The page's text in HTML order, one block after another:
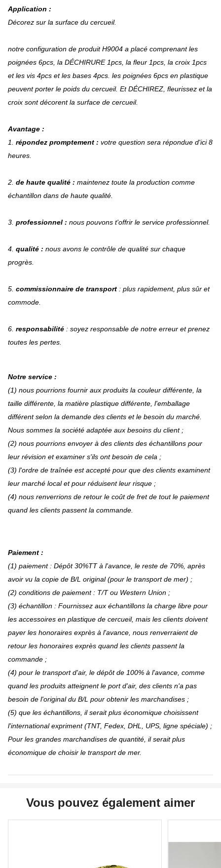
Application :
Décorez sur la surface du cercueil.
notre configuration de produit H9004 a placé comprenant les
poignées 6pcs, la DÉCHIRURE 1pcs, la fleur 1pcs, la croix 1pcs
et les vis 4pcs et les bases 4pcs. les poignées 6pcs en plastique
peuvent porter le poids du cercueil. Et DÉCHIREZ, fleurissez et la
croix sont décorent la surface de cercueil.
Avantage :
1. répondez promptement : votre question sera répondue d'ici 8
heures.
2. de haute qualité : maintenez toute la production comme
échantillon dans de haute qualité.
3. professionnel : nous pouvons t'offrir le service professionnel.
4. qualité : nous avons le contrôle de qualité sur chaque
progrès.
5. commissionnaire de transport : plus rapidement, plus sûr et
commode.
6. responsabilité : soyez responsable de notre erreur et prenez
toutes les pertes.
Notre service :
(1) nous pourrions fournir aux produits la couleur différente, la
taille différente, la matière plastique différente, l'emballage
différent selon la demande des clients et le besoin du marché.
Nous sommes la société adaptée aux besoins du client ;
(2) nous pourrions envoyer à des clients des échantillons pour
leur révision et examiner s'ils ont besoin de cela ;
(3) l'ordre de traînée est accepté pour que des clients examinent
leur marché local et pour réduisent leur risque ;
(4) nous renverrions de retour le coût de fret de tout le paiement
quand les clients passent la commande.
Paiement :
(1) paiement : Dépôt 30%TT à l'avance, le reste de 70%, après
avoir vu la copie de B/L original (pour le transport de mer) ;
(2) conditions de paiement : T/T ou Western Union ;
(3) échantillon : Fournissez aux échantillons la charge libre pour
les accessoires en plastique de cercueil, mais les clients doivent
payer les honoraires exprès à l'avance, nous renverraient de
retour les honoraires exprès quand les clients passent la
commande ;
(4) pour le transport d'air, le dépôt de 100% à l'avance, comme
quand les produits atteignent le port d'air, des clients n'a pas
besoin de l'original du B/L pour obtenir les marchandises ;
(5) que les échantillons, il serait plus économique choisissent
l'international expriment (TNT, Fedex, DHL, UPS, ligne spéciale) ;
Pour les grandes marchandises de quantité, il serait plus
économique de choisir le transport de mer.
Vous pouvez également aimer